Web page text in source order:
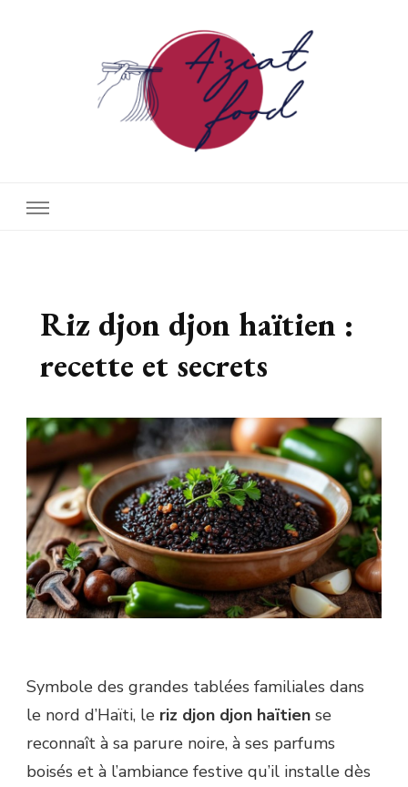
Riz djon djon haïtien :
recette et secrets
Symbole des grandes tablées familiales dans
le nord d’Haïti, le riz djon djon haïtien se
reconnaît à sa parure noire, à ses parfums
boisés et à l’ambiance festive qu’il installe dès